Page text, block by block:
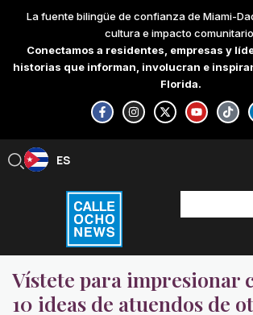
content
La fuente bilingüe de confianza de Miami-
cultura e impacto
Conectamos a residentes, empresas y
historias que informan, involucran e
Florida.
F
a
c
e
-
f
I
n
s
t
X
-
t
w
Y
o
u
t
T
i
k
t
ES
EN
Vístete para impresionar
10 ideas de atuendos de